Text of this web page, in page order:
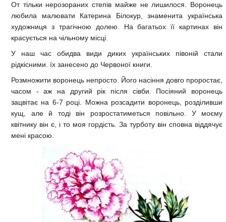
От тільки нерозораних степів майже не лишилося. Воронець
любила малювати Катерина Білокур, знаменита українська
художниця з трагічною долею. На багатьох її картинах він
красується на чільному місці.
У наш час обидва види диких українських півоній стали
рідкісними. їх занесено до Червоної книги.
Розмножити воронець непросто. Його насіння довго проростає,
часом - аж на другий рік після сівби. Посіяний воронець
зацвітає на 6-7 році. Можна розсадити воронець, розділивши
кущ, але й тоді він розростатиметься повільно. У моєму
квітнику він є, і то моя гордість. За турботу він сповна віддячує
мені красою.